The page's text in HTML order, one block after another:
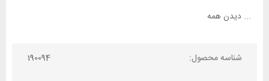
... دیدن همه
شناسه محصول: 190094